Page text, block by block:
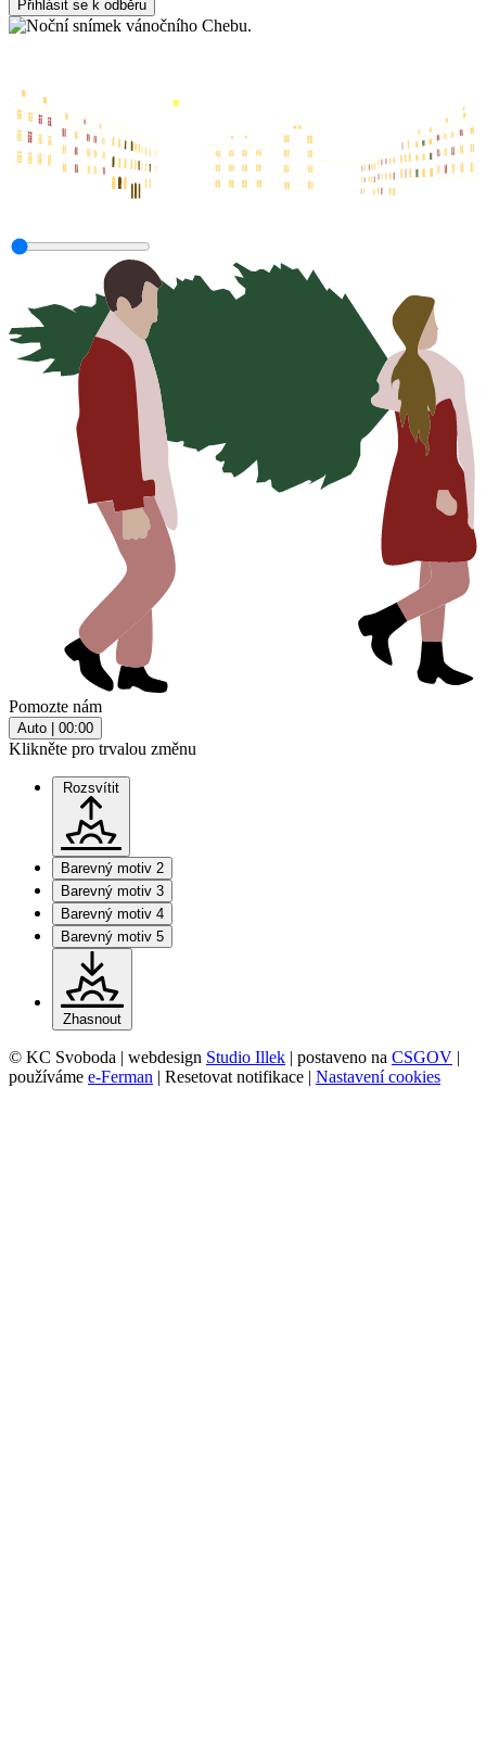
Pomozte nám
Auto | 00:00
Klikněte pro trvalou změnu
Rozsvítit
Barevný motiv 2
Barevný motiv 3
Barevný motiv 4
Barevný motiv 5
Zhasnout
© KC Svoboda | webdesign Studio Illek | postaveno na CSGOV |
používáme e-Ferman | Resetovat notifikace | Nastavení cookies